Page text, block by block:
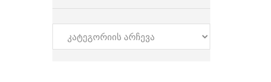
კატეგორიები